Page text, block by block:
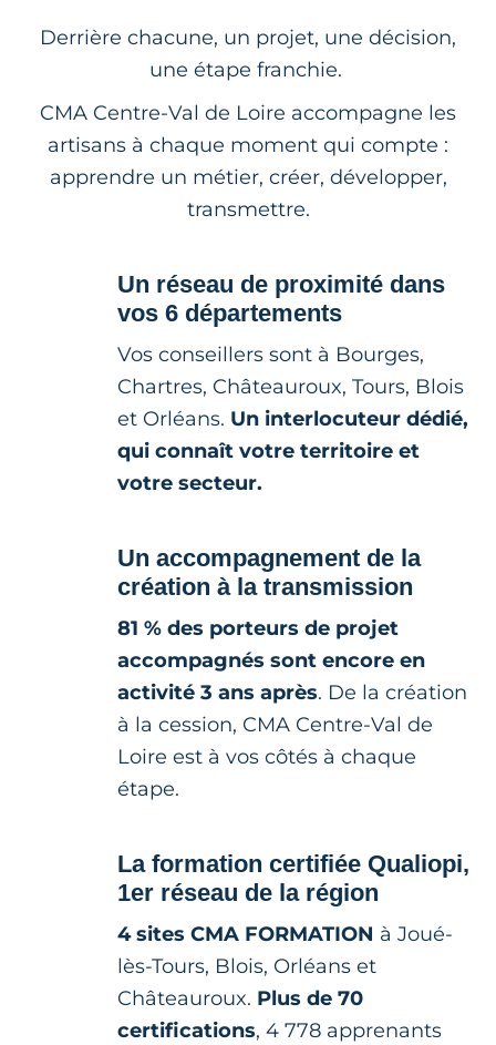
Derrière chacune, un projet, une décision,
une étape franchie.
CMA Centre-Val de Loire accompagne les
artisans à chaque moment qui compte :
apprendre un métier, créer, développer,
transmettre.
Un réseau de proximité dans
vos 6 départements
Vos conseillers sont à Bourges,
Chartres, Châteauroux, Tours, Blois
et Orléans. Un interlocuteur dédié,
qui connaît votre territoire et
votre secteur.
Un accompagnement de la
création à la transmission
81 % des porteurs de projet
accompagnés sont encore en
activité 3 ans après. De la création
à la cession, CMA Centre-Val de
Loire est à vos côtés à chaque
étape.
La formation certifiée Qualiopi,
1er réseau de la région
4 sites CMA FORMATION à Joué-
lès-Tours, Blois, Orléans et
Châteauroux. Plus de 70
certifications, 4 778 apprenants